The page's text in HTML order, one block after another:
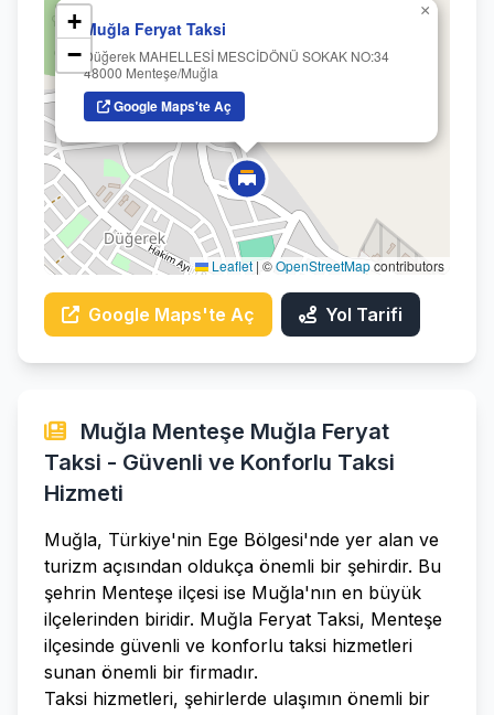
Muğla Feryat Taksi
Düğerek MAHELLESİ MESCİDÖNÜ SOKAK NO:34
48000 Menteşe/Muğla
Google Maps'te Aç
×
+
−
Leaflet |©OpenStreetMapcontributors
Google Maps'te Aç Yol Tarifi
Muğla Menteşe Muğla Feryat
Taksi - Güvenli ve Konforlu Taksi
Hizmeti
Muğla, Türkiye'nin Ege Bölgesi'nde yer alan ve
turizm açısından oldukça önemli bir şehirdir. Bu
şehrin Menteşe ilçesi ise Muğla'nın en büyük
ilçelerinden biridir. Muğla Feryat Taksi, Menteşe
ilçesinde güvenli ve konforlu taksi hizmetleri
sunan önemli bir firmadır.
Taksi hizmetleri, şehirlerde ulaşımın önemli bir